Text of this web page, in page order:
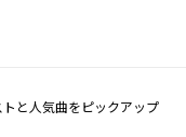
と人気曲をピックアップ